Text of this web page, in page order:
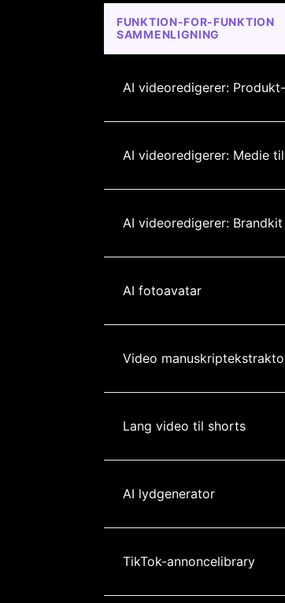
FUNKTION-FOR-FUNKTION
SAMMENLIGNING
AI videoredigerer:
AI videoredigerer: Medie
AI videoredigerer: Brandkit
AI fotoavatar
Video
Lang video til shorts
AI lydgenerator
TikTok-annoncelibrary